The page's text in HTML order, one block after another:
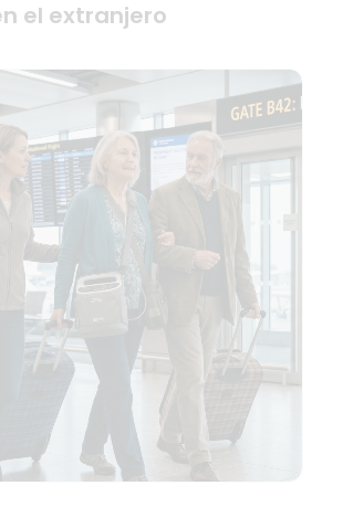
el extranjero